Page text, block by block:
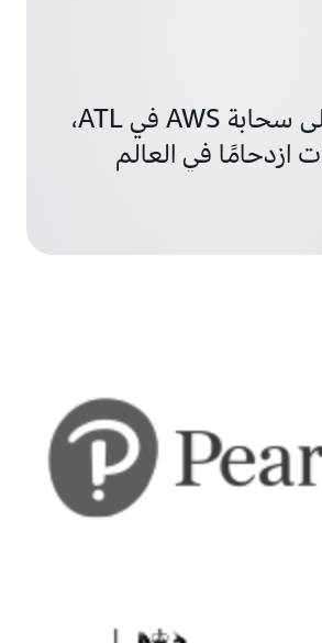
جلب GIS إلى سحابة AWS في ATL،
ازدحامًا في العالم